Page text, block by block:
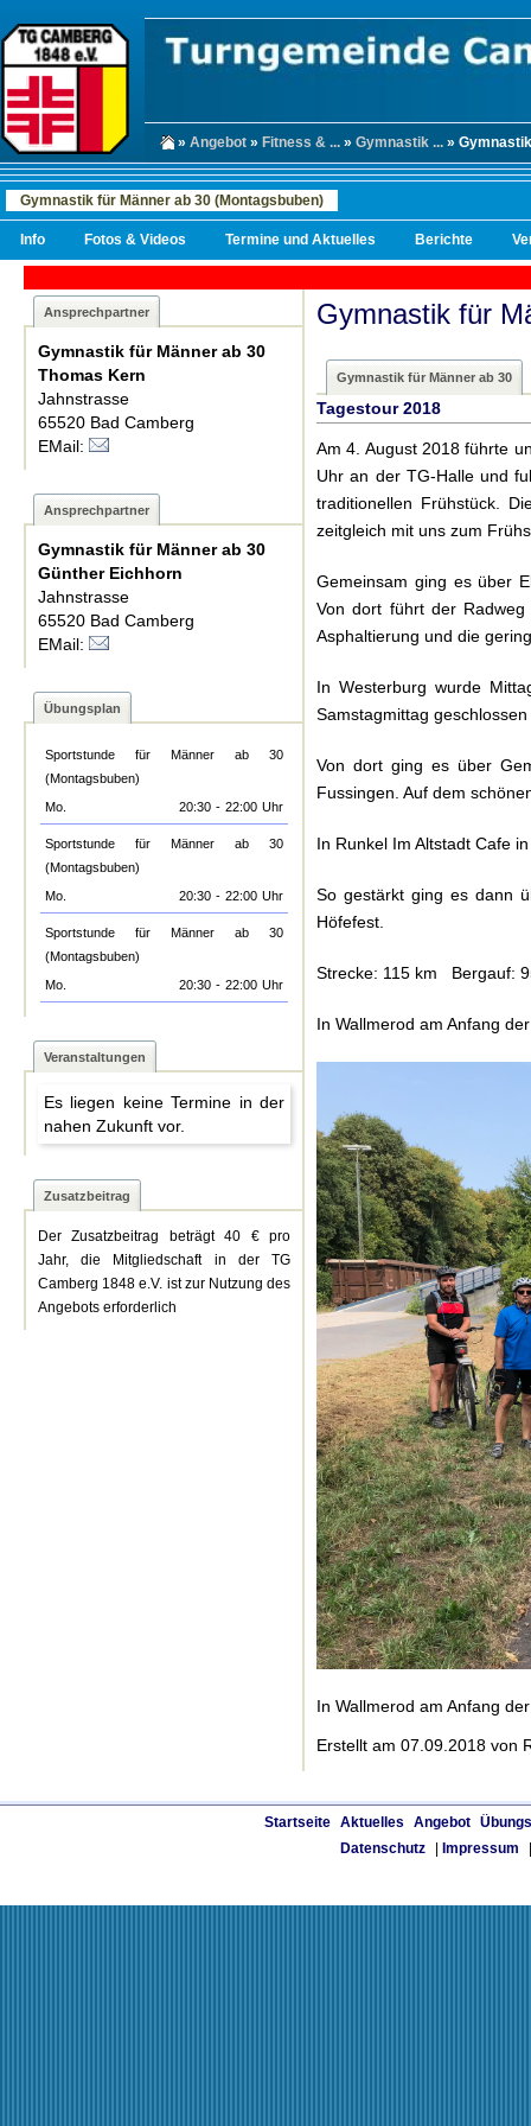
» Angebot » Fitness & ... » Gymnastik ... »
Gymnastik für Männer ab 30 (Montagsbuben)
Info Fotos & Videos Termine und Aktuelles Berichte
Ansprechpartner
Gymnastik für Männer ab 30
Thomas Kern
Jahnstrasse
65520 Bad Camberg
EMail:
Ansprechpartner
Gymnastik für Männer ab 30
Günther Eichhorn
Jahnstrasse
65520 Bad Camberg
EMail:
Übungsplan
Sportstunde für Männer ab 30
(Montagsbuben)
Mo.
20:30 - 22:00 Uhr
Sportstunde für Männer ab 30
(Montagsbuben)
Mo.
20:30 - 22:00 Uhr
Sportstunde für Männer ab 30
(Montagsbuben)
Mo.
20:30 - 22:00 Uhr
Veranstaltungen
Es liegen keine Termine in der
nahen Zukunft vor.
Zusatzbeitrag
Der Zusatzbeitrag beträgt 40 € pro
Jahr, die Mitgliedschaft in der TG
Camberg 1848 e.V. ist zur Nutzung des
Angebots erforderlich
Gymnastik für
Gymnastik für Männer ab 30
Tagestour 2018
Am 4. August 2018 führte
Uhr an der TG-Halle und
traditionellen Frühstück.
zeitgleich mit uns zum
Gemeinsam ging es über
Von dort führt der
Asphaltierung und die
In Westerburg wurde
Samstagmittag
Von dort ging es über
Fussingen. Auf dem
In Runkel Im Altstadt Cafe
So gestärkt ging es dann
Höfefest.
Strecke: 115 km Bergauf:
In Wallmerod am Anfang
In Wallmerod am Anfang
Erstellt am 07.09.2018 von
Startseite Aktuelles Angebot
Datenschutz
Impressum